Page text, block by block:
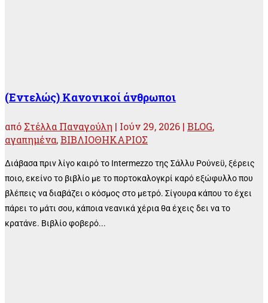
(Εντελώς) Κανονικοί άνθρωποι
από Στέλλα Παναγούλη | Ιούν 29, 2026 | BLOG,
αγαπημένα,ΒΙΒΛΙΟΘΗΚΑΡΙΟΣ
Διάβασα πριν λίγο καιρό το Intermezzo της Σάλλυ Ρούνεϋ, ξέρεις
ποιο, εκείνο το βιβλίο με το πορτοκαλογκρί καρό εξώφυλλο που
βλέπεις να διαβάζει ο κόσμος στο μετρό. Σίγουρα κάπου το έχει
πάρει το μάτι σου, κάποια νεανικά χέρια θα έχεις δει να το
κρατάνε. Βιβλίο φοβερό...